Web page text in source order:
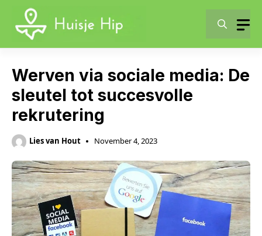
content
Werven via sociale media: De
sleutel tot succesvolle
rekrutering
Lies van Hout November 4, 2023